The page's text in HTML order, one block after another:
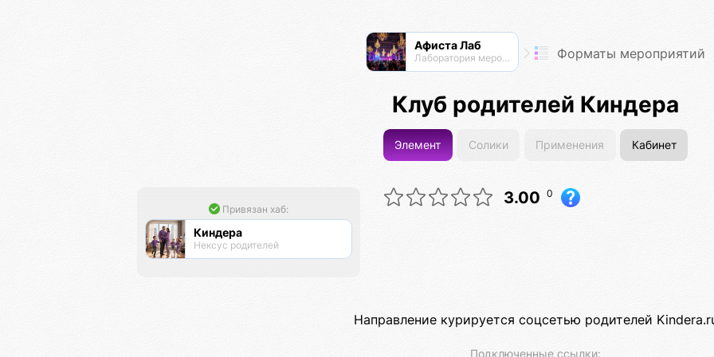
Афиста Лаб
Лаборатория мероприятий Форматы мероприятий
Клуб родителей Киндера
Элемент Солики Применения Кабинет
Привязан хаб:
Киндера
Нексус родителей
3.00 0
Направление курируется соцсетью родителей
Подключенные ссылки: